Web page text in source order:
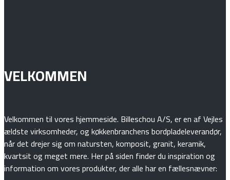
VELKOMMEN
Velkommen til vores hjemmeside. Billeschou A/S, er en af Vejles
ældste virksomheder, og køkkenbranchens bordpladeleverandør,
når det drejer sig om natursten, komposit, granit, keramik,
kvartsit og meget mere. Her på siden finder du inspiration og
information om vores produkter, der alle har en fællesnævner: